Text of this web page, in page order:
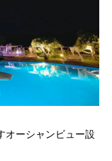
オーシャンビュー設